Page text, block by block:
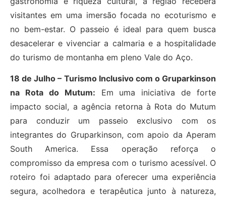
visitantes em uma imersão focada no ecoturismo e
no bem-estar. O passeio é ideal para quem busca
desacelerar e vivenciar a calmaria e a hospitalidade
do turismo de montanha em pleno Vale do Aço.
18 de Julho – Turismo Inclusivo com o Gruparkinson
na Rota do Mutum: Em uma iniciativa de forte
impacto social, a agência retorna à Rota do Mutum
para conduzir um passeio exclusivo com os
integrantes do Gruparkinson, com apoio da Aperam
South America. Essa operação reforça o
compromisso da empresa com o turismo acessível. O
roteiro foi adaptado para oferecer uma experiência
segura, acolhedora e terapêutica junto à natureza,